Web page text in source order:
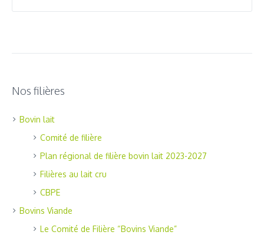
Nos filières
Bovin lait
Comité de filière
Plan régional de filière bovin lait 2023-2027
Filières au lait cru
CBPE
Bovins Viande
Le Comité de Filière “Bovins Viande”